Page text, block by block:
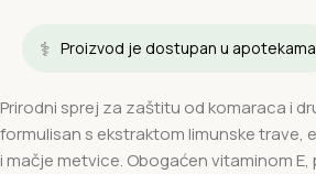
⚕️ Proizvod je dostupan u apotekama
Prirodni sprej za zaštitu od komaraca i
formulisan s ekstraktom limunske trave,
i mačje metvice. Obogaćen vitaminom